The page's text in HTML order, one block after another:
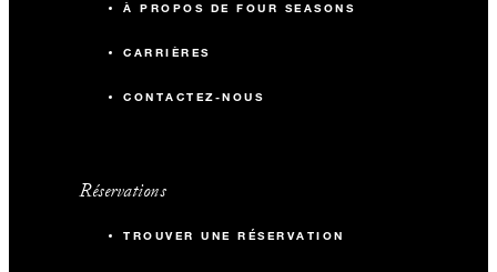
À PROPOS DE FOUR SEASONS
CARRIÈRES
CONTACTEZ-NOUS
Réservations
TROUVER UNE RÉSERVATION